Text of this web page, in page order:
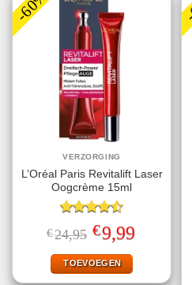
VERZORGING
L’Oréal Paris Revitalift Laser
Oogcrème 15ml
Gewaardeerd
4.50uit 5
€24,95 Oorspronkelijke
prijs
was:
€24,95.
€9,99Huidige
prijs
TOEVOEGEN